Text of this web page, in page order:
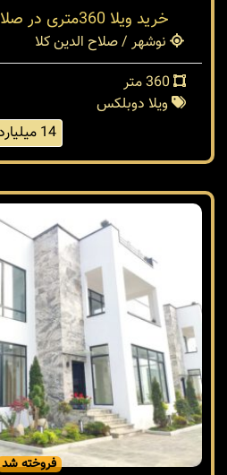
خرید ویلا 360متری در صلاح الدین کلا نوشهر
نوشهر / صلاح الدین کلا
ویلا دوبلکس
14 میلیارد
فروخته شد